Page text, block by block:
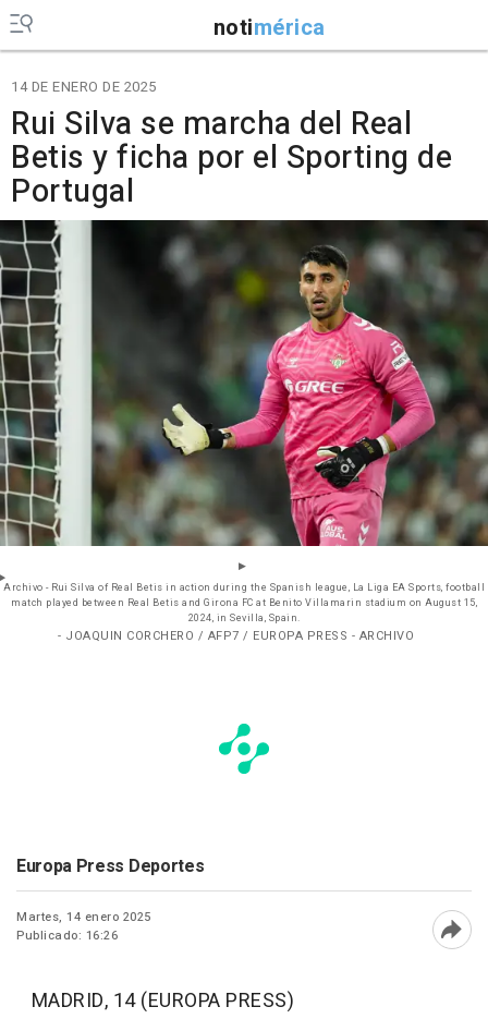
notimérica
14 DE ENERO DE 2025
Rui Silva se marcha del Real
Betis y ficha por el Sporting de
Portugal
Archivo - Rui Silva of Real Betis in action during the Spanish league, La Liga EA Sports, football
match played between Real Betis and Girona FC at Benito Villamarin stadium on August 15,
2024, in Sevilla, Spain.
- JOAQUIN CORCHERO / AFP7 / EUROPA PRESS - ARCHIVO
Europa Press Deportes
Martes, 14 enero 2025
Publicado: 16:26
MADRID, 14 (EUROPA PRESS)